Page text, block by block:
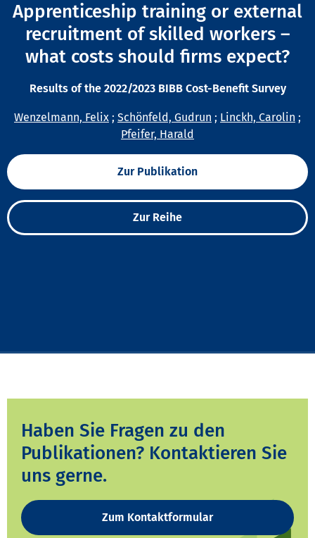
Apprenticeship training or external
recruitment of skilled workers –
what costs should firms expect?
Results of the 2022/2023 BIBB Cost-Benefit Survey
Wenzelmann, Felix ; Schönfeld, Gudrun ; Linckh, Carolin ;
Pfeifer, Harald
Zur Publikation
Zur Reihe
Haben Sie Fragen zu den
Publikationen? Kontaktieren Sie
uns gerne.
Zum Kontaktformular